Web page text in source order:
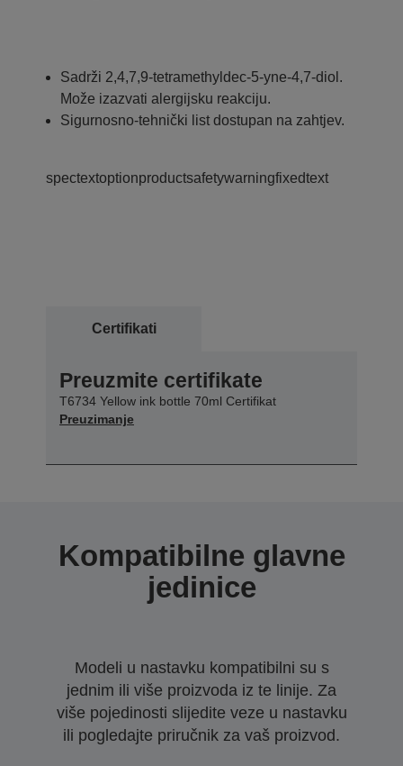
Sadrži 2,4,7,9-tetramethyldec-5-yne-4,7-diol.
Može izazvati alergijsku reakciju.
Sigurnosno-tehnički list dostupan na zahtjev.
spectextoptionproductsafetywarningfixedtext
Certifikati
Preuzmite certifikate
T6734 Yellow ink bottle 70ml Certifikat
Preuzimanje
Kompatibilne glavne
jedinice
Modeli u nastavku kompatibilni su s
jednim ili više proizvoda iz te linije. Za
više pojedinosti slijedite veze u nastavku
ili pogledajte priručnik za vaš proizvod.